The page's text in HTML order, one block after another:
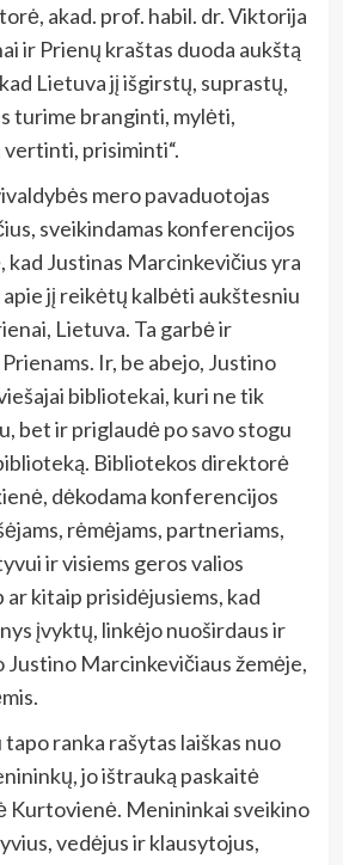
akad. prof. habil. dr. Viktorija
ir Prienų kraštas duoda aukštą
Lietuva jį išgirstų, suprastų,
turime branginti, mylėti,
prisiminti“.
mero pavaduotojas
sveikindamas konferencijos
kad Justinas Marcinkevičius yra
jį reikėtų kalbėti aukštesniu
Lietuva. Ta garbė ir
Ir, be abejo, Justino
bibliotekai, kuri ne tik
bet ir priglaudė po savo stogu
Bibliotekos direktorė
dėkodama konferencijos
rėmėjams, partneriams,
ir visiems geros valios
ar kitaip prisidėjusiems, kad
įvyktų, linkėjo nuoširdaus ir
Justino Marcinkevičiaus žemėje,
ranka rašytas laiškas nuo
jo ištrauką paskaitė
Kurtovienė. Menininkai sveikino
vedėjus ir klausytojus,